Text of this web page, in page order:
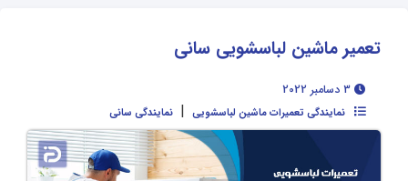
تعمیر ماشین لباسشویی سانی
نمایندگی تعمیرات ماشین لباسشویی | نمایندگی سانی